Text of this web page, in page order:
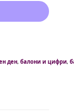
ден, балони и цифри,